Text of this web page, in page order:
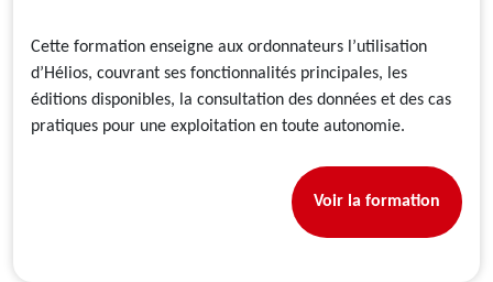
Cette formation enseigne aux ordonnateurs l’utilisation
d’Hélios, couvrant ses fonctionnalités principales, les
éditions disponibles, la consultation des données et des cas
pratiques pour une exploitation en toute autonomie.
Voir la formation